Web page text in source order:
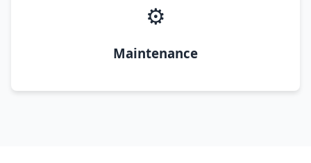
⚙️
Maintenance